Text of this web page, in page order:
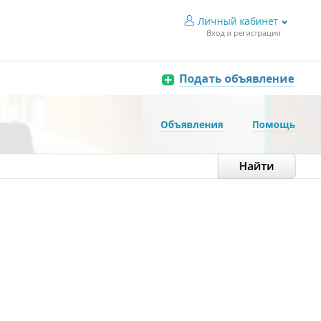
Личный кабинет
Вход и регистрация
Подать объявление
Объявления Помощь